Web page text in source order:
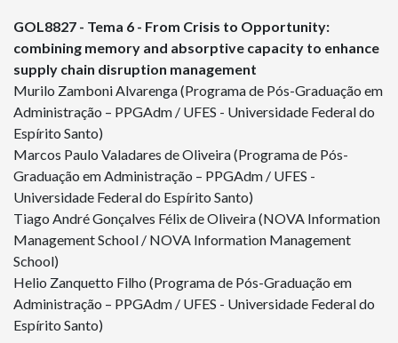
GOL8827 - Tema 6 - From Crisis to Opportunity:
combining memory and absorptive capacity to enhance
supply chain disruption management
Murilo Zamboni Alvarenga (Programa de Pós-Graduação em
Administração – PPGAdm / UFES - Universidade Federal do
Espírito Santo)
Marcos Paulo Valadares de Oliveira (Programa de Pós-
Graduação em Administração – PPGAdm / UFES -
Universidade Federal do Espírito Santo)
Tiago André Gonçalves Félix de Oliveira (NOVA Information
Management School / NOVA Information Management
School)
Helio Zanquetto Filho (Programa de Pós-Graduação em
Administração – PPGAdm / UFES - Universidade Federal do
Espírito Santo)